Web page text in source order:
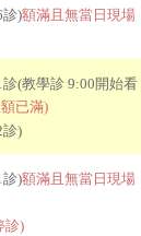
診)額滿且無當日現場
診(教學診 9:00開始看
已滿)
診)
診)額滿且無當日現場
診)